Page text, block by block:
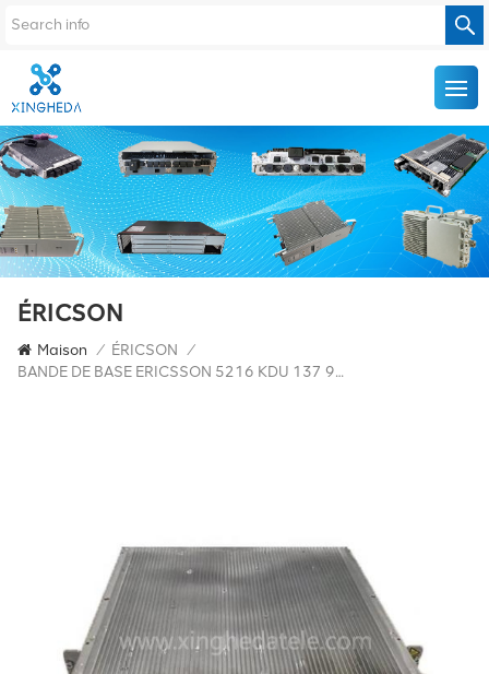
ÉRICSON
Maison / ÉRICSON /
BANDE DE BASE ERICSSON 5216 KDU 137 925/31